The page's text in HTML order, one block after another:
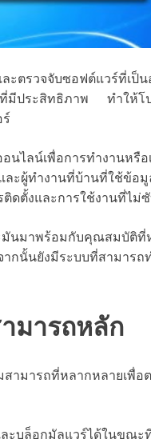
ะตรวจจับซอฟต์แวร์ที่เ
ประสิทธิภาพ ทำให้โ
ไลน์เพื่อการทำงานหรื
ละผู้ทำงานที่บ้านที่ใช้ข้
ดตั้งและการใช้งานที่ไม่
มันมาพร้อมกับคุณสมบัติที่
กนั้นยังมีระบบที่สามาร
มารถหลัก
มารถที่หลากหลายเพื่อ
ะบล็อกมัลแวร์ได้ในขณะ